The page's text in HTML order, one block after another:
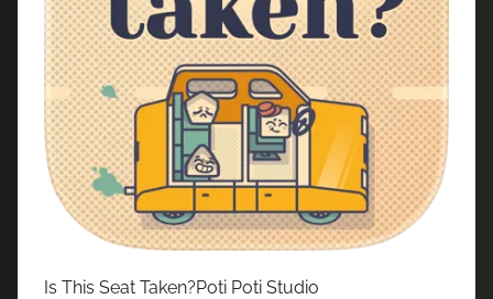
Is This Seat Taken?Poti Poti Studio